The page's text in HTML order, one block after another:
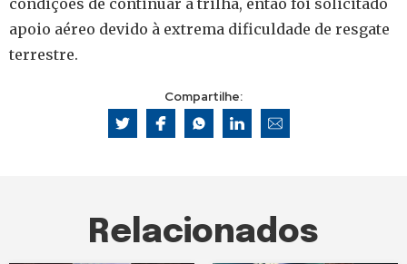
condições de continuar a trilha, então foi solicitado
apoio aéreo devido à extrema dificuldade de resgate
terrestre.
Compartilhe:
Relacionados